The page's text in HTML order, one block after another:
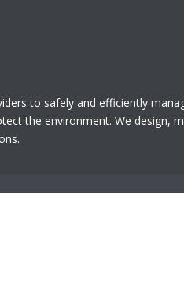
to safely and efficiently
the environment. We design,